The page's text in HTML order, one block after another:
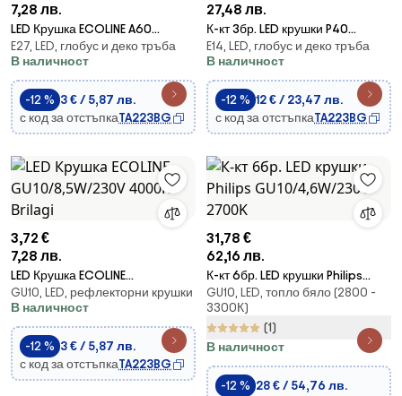
7,28 лв.
LED Крушка ECOLINE A60
E27/10W/230V 4000K - Brilagi
E27, LED, глобус и деко тръба
В наличност
-12 % 3 € / 5,87 лв.
с код за отстъпкаTA223BG
27,48 лв.
К-кт 3бр. LED крушки P40
E14/4,9W/230V 4000K - Osram
E14, LED, глобус и деко тръба
В наличност
-12 % 12 € / 23,47 лв.
с код за отстъпкаTA223BG
3,72 €
7,28 лв.
LED Крушка ECOLINE
GU10/8,5W/230V 4000K - Brilagi
GU10, LED, рефлекторни крушки
В наличност
-12 % 3 € / 5,87 лв.
с код за отстъпкаTA223BG
31,78 €
62,16 лв.
К-кт 6бр. LED крушки Philips
GU10/4,6W/230V 2700K
GU10, LED, топло бяло (2800 -
3300К)
(1)
В наличност
-12 % 28 € / 54,76 лв.